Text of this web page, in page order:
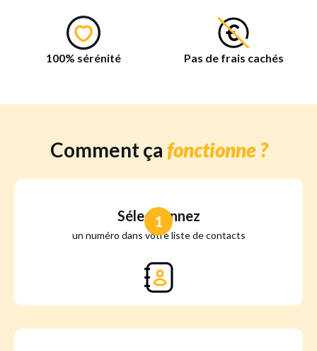
100% sérénité Pas de frais cachés
Comment ça fonctionne ?
Sélectionnez
un numéro dans votre liste de contacts
1